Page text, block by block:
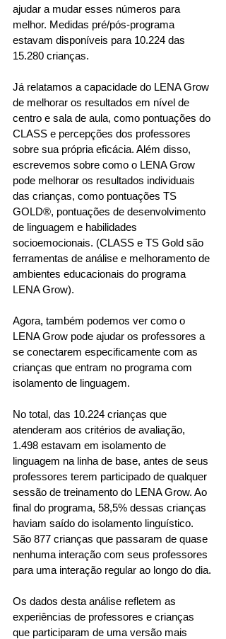
ajudar a mudar esses números para
melhor. Medidas pré/pós-programa
estavam disponíveis para 10.224 das
15.280 crianças.
Já relatamos a capacidade do LENA Grow
de melhorar os resultados em nível de
centro e sala de aula, como pontuações do
CLASS e percepções dos professores
sobre sua própria eficácia. Além disso,
escrevemos sobre como o LENA Grow
pode melhorar os resultados individuais
das crianças, como pontuações TS
GOLD®, pontuações de desenvolvimento
de linguagem e habilidades
socioemocionais. (CLASS e TS Gold são
ferramentas de análise e melhoramento de
ambientes educacionais do programa
LENA Grow).
Agora, também podemos ver como o
LENA Grow pode ajudar os professores a
se conectarem especificamente com as
crianças que entram no programa com
isolamento de linguagem.
No total, das 10.224 crianças que
atenderam aos critérios de avaliação,
1.498 estavam em isolamento de
linguagem na linha de base, antes de seus
professores terem participado de qualquer
sessão de treinamento do LENA Grow. Ao
final do programa, 58,5% dessas crianças
haviam saído do isolamento linguístico.
São 877 crianças que passaram de quase
nenhuma interação com seus professores
para uma interação regular ao longo do dia.
Os dados desta análise refletem as
experiências de professores e crianças
que participaram de uma versão mais